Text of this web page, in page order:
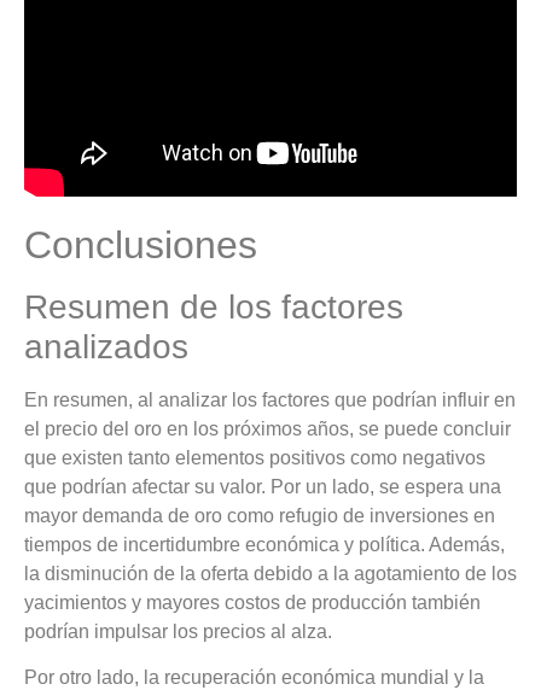
Conclusiones
Resumen de los factores
analizados
En resumen, al analizar los factores que podrían influir en
el precio del oro en los próximos años, se puede concluir
que existen tanto elementos positivos como negativos
que podrían afectar su valor. Por un lado, se espera una
mayor demanda de oro como refugio de inversiones en
tiempos de incertidumbre económica y política. Además,
la disminución de la oferta debido a la agotamiento de los
yacimientos y mayores costos de producción también
podrían impulsar los precios al alza.
Por otro lado, la recuperación económica mundial y la